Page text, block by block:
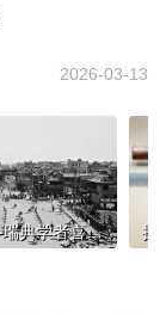
2026-03-13
存档古都——瑞典学者喜龙仁的六次北京之行